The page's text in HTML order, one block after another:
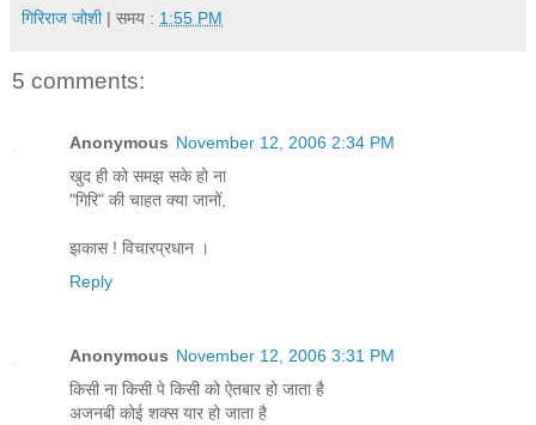
गिरिराज जोशी | समय : 1:55 PM
5 comments:
Anonymous November 12, 2006 2:34 PM
खुद ही को समझ सके हो ना
"गिरि" की चाहत क्या जानों,
झकास ! विचारप्रधान ।
Reply
Anonymous November 12, 2006 3:31 PM
किसी ना किसी पे किसी को ऐतबार हो जाता है
अजनबी कोई शक्स यार हो जाता है